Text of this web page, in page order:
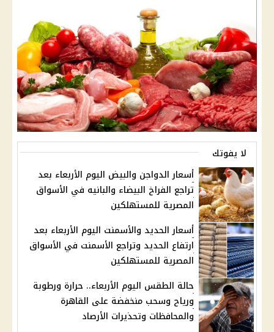
لا يفوتك
أسعار الدواجن والبيض اليوم الأربعاء بعد
تراجع الفراخ البيضاء والبانيه في الأسواق
المصرية للمستهلكين
أسعار الحديد والأسمنت اليوم الأربعاء بعد
ارتفاع الحديد وتراجع الأسمنت في الأسواق
المصرية للمستهلكين
حالة الطقس اليوم الأربعاء.. حرارة ورطوبة
ورياح وسحب منخفضة على القاهرة
والمحافظات وتحذيرات الأرصاد